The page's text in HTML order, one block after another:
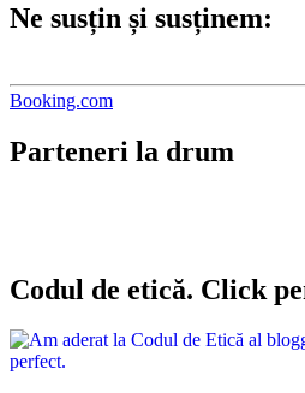
Ne susțin și susținem:
Booking.com
Parteneri la drum
Codul de etică. Click